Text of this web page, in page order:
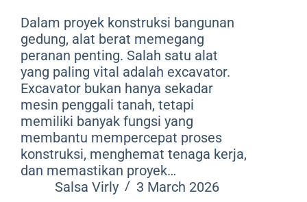
Dalam proyek konstruksi bangunan
gedung, alat berat memegang
peranan penting. Salah satu alat
yang paling vital adalah excavator.
Excavator bukan hanya sekadar
mesin penggali tanah, tetapi
memiliki banyak fungsi yang
membantu mempercepat proses
konstruksi, menghemat tenaga kerja,
dan memastikan proyek…
Salsa Virly
3 March 2026